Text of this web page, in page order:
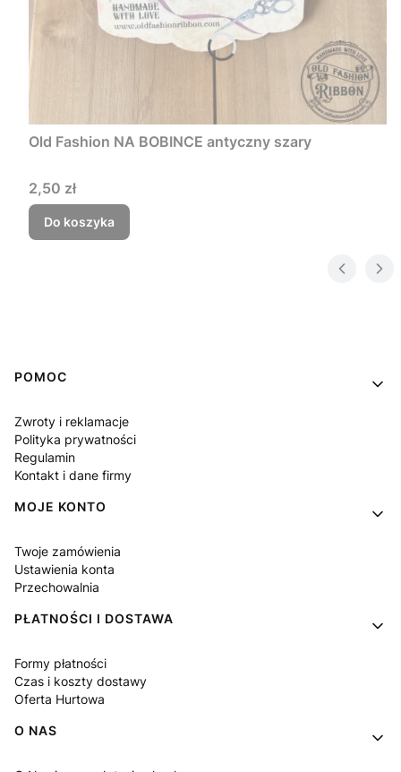
Old Fashion NA BOBINCE antyczny szary
Cena
2,50 zł
Do koszyka
Linki w stopce
POMOC
Zwroty i reklamacje
Polityka prywatności
Regulamin
Kontakt i dane firmy
MOJE KONTO
Twoje zamówienia
Ustawienia konta
Przechowalnia
PŁATNOŚCI I DOSTAWA
Formy płatności
Czas i koszty dostawy
Oferta Hurtowa
O NAS